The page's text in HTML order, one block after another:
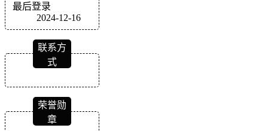
最后登录
2024-12-16
联系方
式
荣誉勋
章